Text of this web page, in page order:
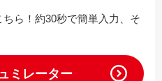
ら！約30秒で簡単入力、そ
ミレーター